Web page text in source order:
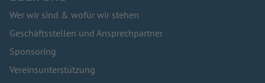
Wer wir sind & wofür wir stehen
Geschäftsstellen und Ansprechpartner
Sponsoring
Vereinsunterstützung